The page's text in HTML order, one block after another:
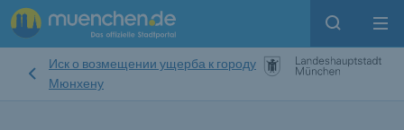
Open
Иск о возмещении ущерба к городу
Мюнхену